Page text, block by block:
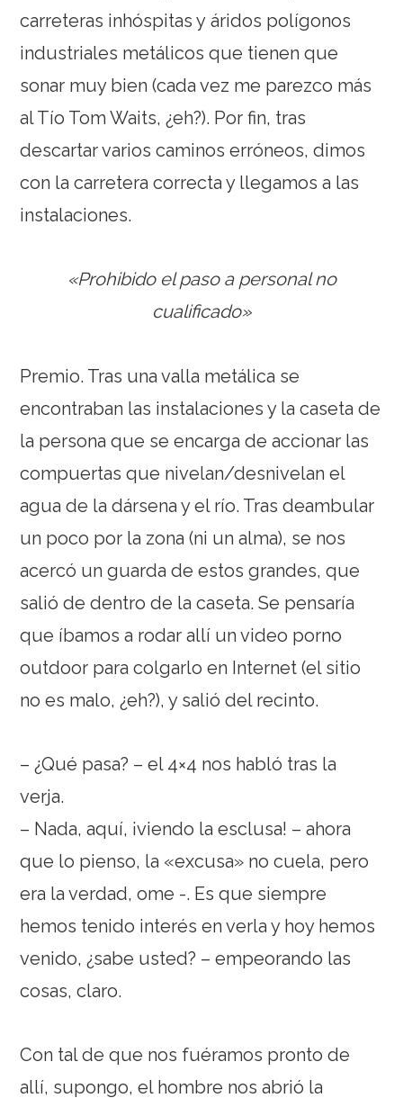
carreteras inhóspitas y áridos polígonos
industriales metálicos que tienen que
sonar muy bien (cada vez me parezco más
al Tío Tom Waits, ¿eh?). Por fin, tras
descartar varios caminos erróneos, dimos
con la carretera correcta y llegamos a las
instalaciones.
«Prohibido el paso a personal no
cualificado»
Premio. Tras una valla metálica se
encontraban las instalaciones y la caseta de
la persona que se encarga de accionar las
compuertas que nivelan/desnivelan el
agua de la dársena y el río. Tras deambular
un poco por la zona (ni un alma), se nos
acercó un guarda de estos grandes, que
salió de dentro de la caseta. Se pensaría
que íbamos a rodar allí un video porno
outdoor para colgarlo en Internet (el sitio
no es malo, ¿eh?), y salió del recinto.
– ¿Qué pasa? – el 4×4 nos habló tras la
verja.
– Nada, aquí, ¡viendo la esclusa! – ahora
que lo pienso, la «excusa» no cuela, pero
era la verdad, ome -. Es que siempre
hemos tenido interés en verla y hoy hemos
venido, ¿sabe usted? – empeorando las
cosas, claro.
Con tal de que nos fuéramos pronto de
allí, supongo, el hombre nos abrió la